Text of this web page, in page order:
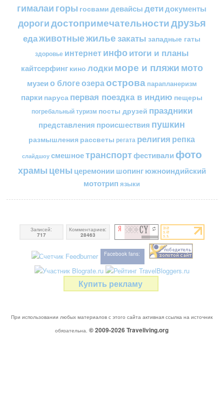
гималаи горы госвами девайсы детидокументы
дорогидостопримечательностидрузья
едаживотныежильезакаты западные гаты
здоровье интернетинфоитоги и планы
кайтсерфинг кино лодкиморе и пляжимото
музеи о блогеозераострова парапланеризм
парки паруса первая поездка в индию пещеры
погребальный туризм посты друзей праздники
представления происшествия пушкин
размышления рассветы регата религия репка
слайдшоу смешноетранспортфестивали фото
храмы цены церемонии шопингюжноиндийский
мототрип языки
Записей:
717
Комментариев:
28463
Facebook fans:
Купить рекламу
При использовании любых материалов с этого сайта активная ссылка на источник
обязательна. © 2009-2026Traveliving.org